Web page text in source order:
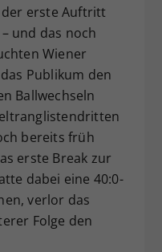
der erste Auftritt
und das noch
Wiener
Publikum den
Ballwechseln
bereits früh
erste Break zur
dabei eine 40:0-
verlor das
Folge den